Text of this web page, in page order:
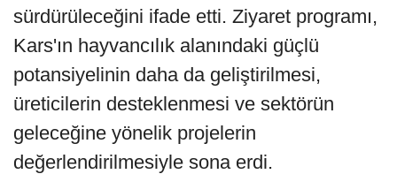
sürdürüleceğini ifade etti. Ziyaret programı,
Kars'ın hayvancılık alanındaki güçlü
potansiyelinin daha da geliştirilmesi,
üreticilerin desteklenmesi ve sektörün
geleceğine yönelik projelerin
değerlendirilmesiyle sona erdi.